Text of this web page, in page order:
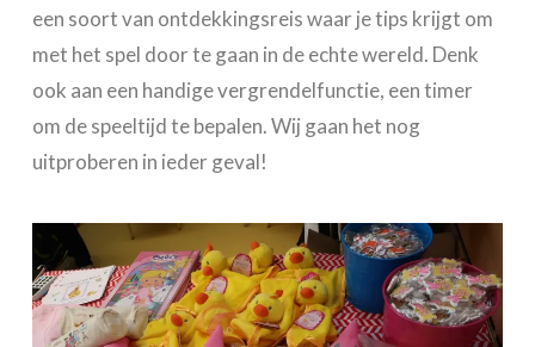
een soort van ontdekkingsreis waar je tips krijgt om
met het spel door te gaan in de echte wereld. Denk
ook aan een handige vergrendelfunctie, een timer
om de speeltijd te bepalen. Wij gaan het nog
uitproberen in ieder geval!